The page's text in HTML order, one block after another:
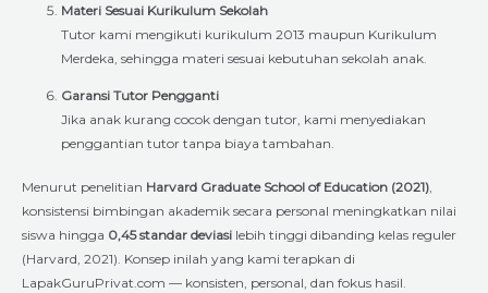
Materi Sesuai Kurikulum Sekolah
Tutor kami mengikuti kurikulum 2013 maupun Kurikulum
Merdeka, sehingga materi sesuai kebutuhan sekolah anak.
Garansi Tutor Pengganti
Jika anak kurang cocok dengan tutor, kami menyediakan
penggantian tutor tanpa biaya tambahan.
Menurut penelitian Harvard Graduate School of Education (2021)
konsistensi bimbingan akademik secara personal meningkatkan nilai
siswa hingga 0,45 standar deviasi lebih tinggi dibanding kelas reguler
(Harvard, 2021). Konsep inilah yang kami terapkan di
LapakGuruPrivat.com — konsisten, personal, dan fokus hasil.